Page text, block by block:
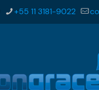
+55 11 3181-9022